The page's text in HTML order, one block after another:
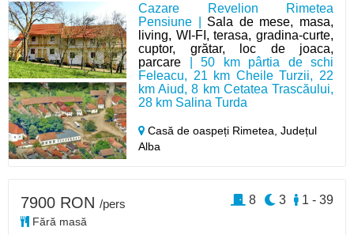
Cazare Revelion Rimetea
Pensiune | Sala de mese, masa,
living, WI-FI, terasa, gradina-curte,
cuptor, grătar, loc de joaca,
parcare | 50 km pârtia de schi
Feleacu, 21 km Cheile Turzii, 22
km Aiud, 8 km Cetatea Trascăului,
28 km Salina Turda
Casă de oaspeți Rimetea,Județul
Alba
7900 RON /pers
Fără masă
1 - 39
3
8